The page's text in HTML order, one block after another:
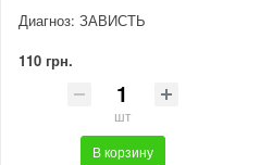
Диагноз: ЗАВИСТЬ
110 грн.
шт
В корзину